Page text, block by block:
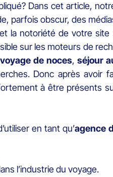
Dans cet article,
parfois obscur, des
la notoriété de votre site
sur les moteurs de
voyage de noces, séjour
Donc après avoir
à être présents
en tant qu’agence
l’industrie du voyage.